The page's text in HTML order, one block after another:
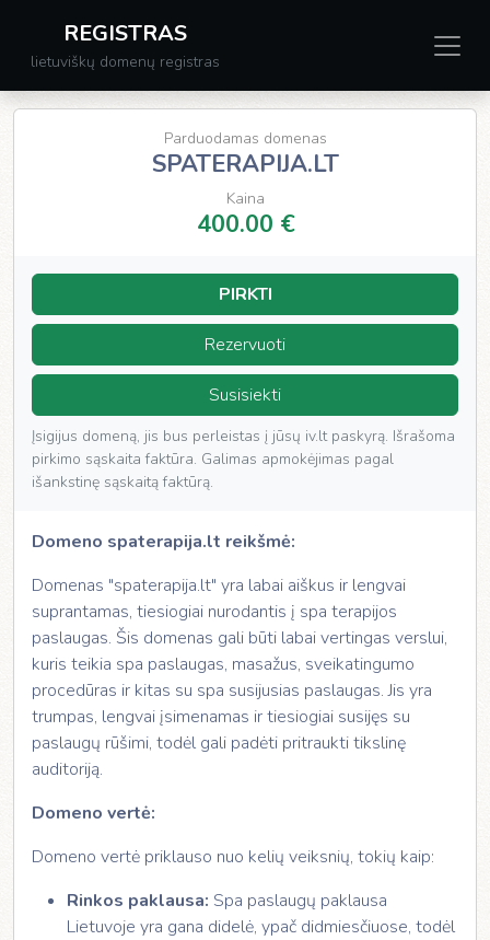
REGISTRAS
lietuviškų domenų registras
Parduodamas domenas
SPATERAPIJA.LT
Kaina
400.00 €
PIRKTI
Rezervuoti
Susisiekti
Įsigijus domeną, jis bus perleistas į jūsų iv.lt paskyrą. Išrašoma
pirkimo sąskaita faktūra. Galimas apmokėjimas pagal
išankstinę sąskaitą faktūrą.
Domeno spaterapija.lt reikšmė:
Domenas "spaterapija.lt" yra labai aiškus ir lengvai
suprantamas, tiesiogiai nurodantis į spa terapijos
paslaugas. Šis domenas gali būti labai vertingas verslui,
kuris teikia spa paslaugas, masažus, sveikatingumo
procedūras ir kitas su spa susijusias paslaugas. Jis yra
trumpas, lengvai įsimenamas ir tiesiogiai susijęs su
paslaugų rūšimi, todėl gali padėti pritraukti tikslinę
auditoriją.
Domeno vertė:
Domeno vertė priklauso nuo kelių veiksnių, tokių kaip:
Rinkos paklausa: Spa paslaugų paklausa
Lietuvoje yra gana didelė, ypač didmiesčiuose, todėl